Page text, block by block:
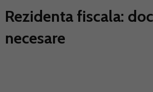
Rezidenta fiscala:
necesare